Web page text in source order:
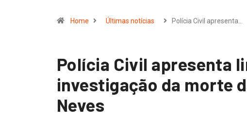
Home Últimas notícias Polícia Civil apresenta…
Polícia Civil apresenta
investigação da morte
Neves